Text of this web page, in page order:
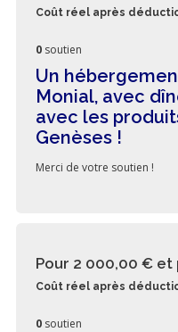
Coût réel après
0 soutien
Un
Monial, avec
avec les
Genèses !
Merci de votre soutien !
Pour 2 000,00 € et
Coût réel après
0 soutien